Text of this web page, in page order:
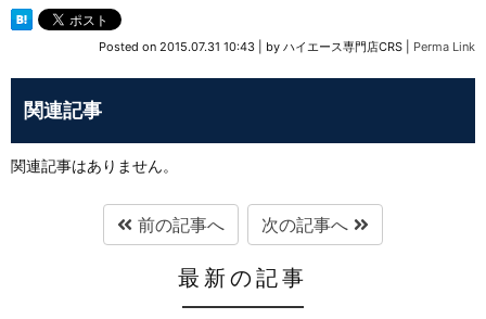
Posted on 2015.07.31 10:43 by ハイエース専門店CRS Perma Link
関連記事
関連記事はありません。
前の記事へ 次の記事へ
最新の記事